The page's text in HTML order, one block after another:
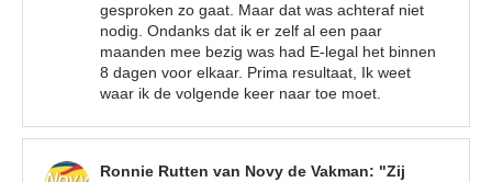
gesproken zo gaat. Maar dat was achteraf niet
nodig. Ondanks dat ik er zelf al een paar
maanden mee bezig was had E-legal het binnen
8 dagen voor elkaar. Prima resultaat, Ik weet
waar ik de volgende keer naar toe moet.
Ronnie Rutten van Novy de Vakman: "Zij